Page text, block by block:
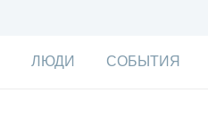
ЛЮДИ СОБЫТИЯ